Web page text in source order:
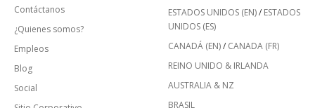
Contáctanos
¿Quienes somos?
Empleos
Blog
Social
ESTADOS UNIDOS (EN)/ ESTADOS
UNIDOS (ES)
CANADÁ (EN)/ CANADA (FR)
REINO UNIDO & IRLANDA
AUSTRALIA & NZ
BRASIL